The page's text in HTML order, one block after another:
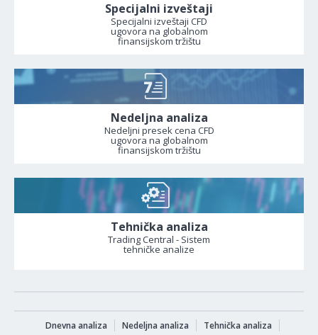
Specijalni izveštaji
Specijalni izveštaji CFD
ugovora na globalnom
finansijskom tržištu
Nedeljna analiza
Nedeljni presek cena CFD
ugovora na globalnom
finansijskom tržištu
Tehnička analiza
Trading Central - Sistem
tehničke analize
Dnevna analiza Nedeljna analiza Tehnička analiza